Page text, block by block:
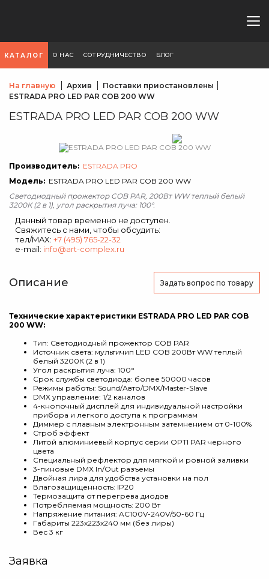
КАТАЛОГ О НАС СОТРУДНИЧЕСТВО БЛОГ
На главную Архив
Поставки приостановлены
ESTRADA PRO LED PAR COB 200 WW
ESTRADA PRO LED PAR COB 200 WW
Производитель: ESTRADA PRO
Модель: ESTRADA PRO LED PAR COB 200 WW
Cветодиодный прожектор COB PAR, 200Вт WW теплый белый
3200К (2 в 1), угол раскрытия луча: 100°.
Данный товар временно не доступен.
Свяжитесь с нами, чтобы обсудить:
тел/MAX: +7 (495) 765-22-32
e-mail: info@art-complex.ru
Описание Задать вопрос по товару
Технические характеристики ESTRADA PRO LED PAR COB
200 WW:
Тип: Cветодиодный прожектор COB PAR
Источник света: мультичип LED COB 200Вт WW теплый
белый 3200К (2 в 1)
Угол раскрытия луча: 100°
Срок службы светодиода: более 50000 часов
Режимы работы: Sound/Авто/DMX/Master-Slave
DMX управление: 1/2 каналов
4-кнопочный дисплей для индивидуальной настройки
прибора и легкого доступа к программам
Диммер с плавным электронным затемнением от 0-100%
Строб эффект
Литой алюминиевый корпус серии OPTI PAR черного
цвета
Специальный рефлектор для мягкой и ровной заливки
3-пиновые DMX In/Out разъемы
Двойная лира для удобства установки на пол
Влагозащищенность: IP20
Термозащита от перегрева диодов
Потребляемая мощность: 200 Вт
Напряжение питания: AC100V-240V/50-60 Гц
Габариты 223х223х240 мм (без лиры)
Вес 3 кг
Заявка